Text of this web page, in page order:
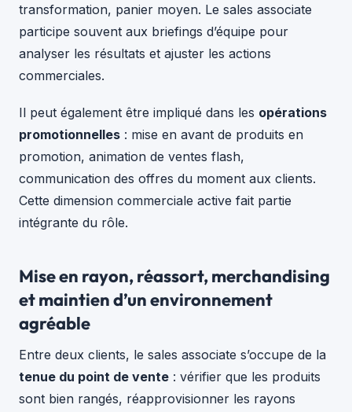
transformation, panier moyen. Le sales associate
participe souvent aux briefings d’équipe pour
analyser les résultats et ajuster les actions
commerciales.
Il peut également être impliqué dans les opérations
promotionnelles : mise en avant de produits en
promotion, animation de ventes flash,
communication des offres du moment aux clients.
Cette dimension commerciale active fait partie
intégrante du rôle.
Mise en rayon, réassort, merchandising
et maintien d’un environnement
agréable
Entre deux clients, le sales associate s’occupe de la
tenue du point de vente : vérifier que les produits
sont bien rangés, réapprovisionner les rayons